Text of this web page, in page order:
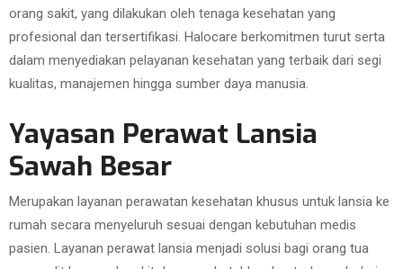
orang sakit, yang dilakukan oleh tenaga kesehatan yang
profesional dan tersertifikasi. Halocare berkomitmen turut serta
dalam menyediakan pelayanan kesehatan yang terbaik dari segi
kualitas, manajemen hingga sumber daya manusia.
Yayasan Perawat Lansia
Sawah Besar
Merupakan layanan perawatan kesehatan khusus untuk lansia ke
rumah secara menyeluruh sesuai dengan kebutuhan medis
pasien. Layanan perawat lansia menjadi solusi bagi orang tua